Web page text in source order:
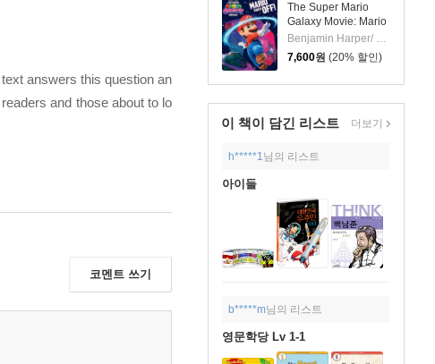
The Super Mario
Galaxy Movie: Mario
Takes Off!
Benjamin Harper/ Random House (ILT)
7,600원 (20% 할인)
이 책이 담긴 리스트 더보기
h*****1님의 리스트
아이들
b*****m님의 리스트
영문학당 Lv 1-1
answers this question an
and those about to lo
코멘트 쓰기